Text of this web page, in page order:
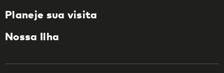
Planeje sua visita
Nossa Ilha